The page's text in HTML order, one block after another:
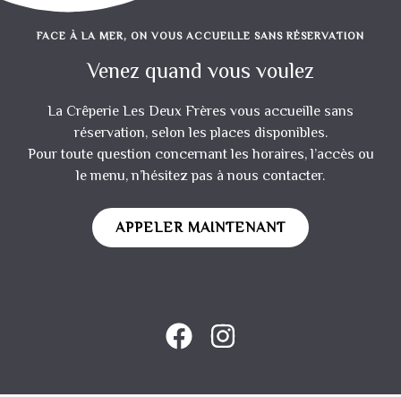
FACE À LA MER, ON VOUS ACCUEILLE SANS RÉSERVATION
Venez quand vous voulez
La Crêperie Les Deux Frères vous accueille sans
réservation, selon les places disponibles.
Pour toute question concernant les horaires, l’accès ou
le menu, n’hésitez pas à nous contacter.
APPELER MAINTENANT